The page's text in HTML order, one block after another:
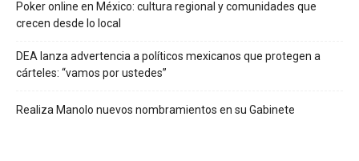
Poker online en México: cultura regional y comunidades que
crecen desde lo local
DEA lanza advertencia a políticos mexicanos que protegen a
cárteles: “vamos por ustedes”
Realiza Manolo nuevos nombramientos en su Gabinete